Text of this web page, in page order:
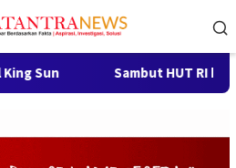
Sambut HUT RI ke-81,